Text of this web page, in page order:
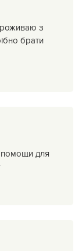
з
брати
для